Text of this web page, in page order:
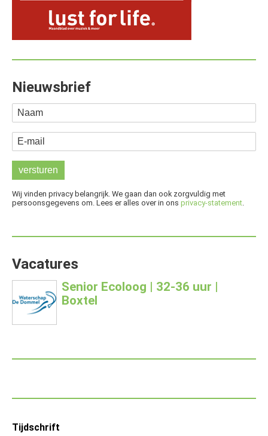
Nieuwsbrief
Naam
E-mail
Wij vinden privacy belangrijk. We gaan dan ook zorgvuldig met
persoonsgegevens om. Lees er alles over in ons privacy-statement.
Vacatures
Senior Ecoloog | 32-36 uur |
Boxtel
Footer
Tijdschrift